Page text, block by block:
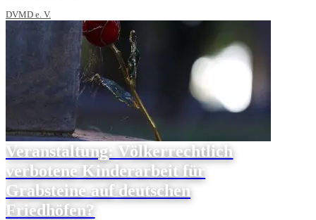
DVMD e. V.
Veranstaltung: Völkerrechtlich
verbotene Kinderarbeit für
Grabsteine auf deutschen
Friedhöfen?